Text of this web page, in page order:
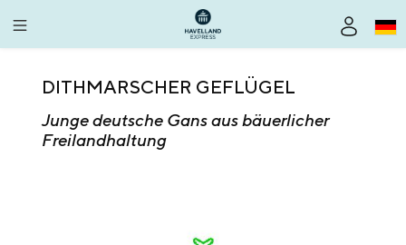
DITHMARSCHER GEFLÜGEL
Junge deutsche Gans aus bäuerlicher
Freilandhaltung